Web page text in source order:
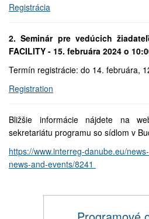
Registrácia
2. Seminár pre vedúcich
FACILITY - 15. februára 2024 o
Termín registrácie: do 14. februára,
Registration
Bližšie informácie nájdete na
sekretariátu programu so sídlom v
https://www.interreg-danube.eu/
news-and-events/8241